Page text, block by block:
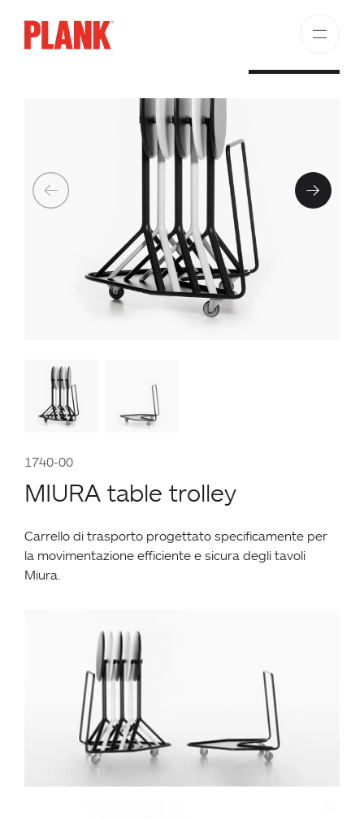
1740-00
MIURA table trolley
Carrello di trasporto progettato specificamente per
la movimentazione efficiente e sicura degli tavoli
Miura